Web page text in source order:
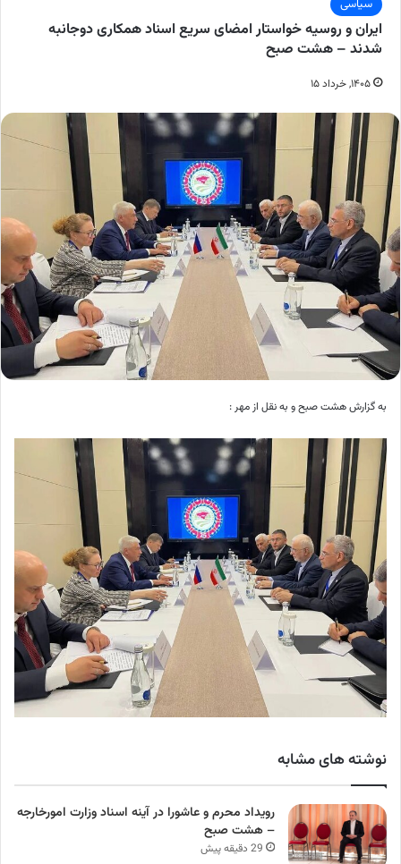
سیاسی
ایران و روسیه خواستار امضای سریع اسناد همکاری دوجانبه
شدند – هشت صبح
۱۴۰۵, خرداد ۱۵
به گزارش هشت صبح و به نقل از مهر :
نوشته های مشابه
رویداد محرم و عاشورا در آینه اسناد وزارت امورخارجه
– هشت صبح
29 دقیقه پیش